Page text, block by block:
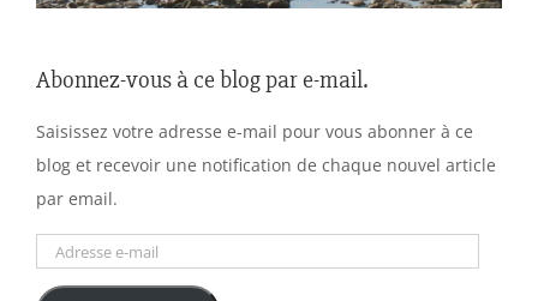
Abonnez-vous à ce blog par e-mail.
Saisissez votre adresse e-mail pour vous abonner à ce
blog et recevoir une notification de chaque nouvel article
par email.
Adresse